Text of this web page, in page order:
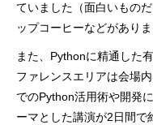
ていました（面白いもの
ップコーヒーなどがありま
また、Pythonに精通した
ファレンスエリアは会場
でのPython活用術や開発
ーマとした講演が2日間で